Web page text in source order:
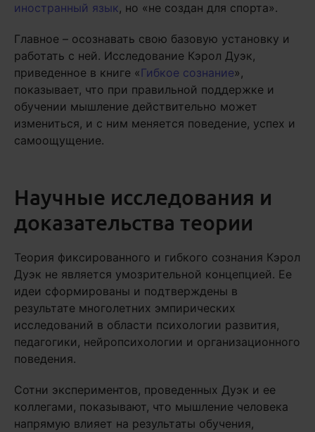
иностранный язык, но «не создан для спорта».
Главное – осознавать свою базовую установку и
работать с ней. Исследование Кэрол Дуэк,
приведенное в книге «Гибкое сознание»,
показывает, что при правильной поддержке и
обучении мышление действительно может
измениться, и с ним меняется поведение, успех и
самоощущение.
Научные исследования и
доказательства теории
Теория фиксированного и гибкого сознания Кэрол
Дуэк не является умозрительной концепцией. Ее
идеи сформированы и подтверждены в
результате многолетних эмпирических
исследований в области психологии развития,
педагогики, нейропсихологии и организационного
поведения.
Сотни экспериментов, проведенных Дуэк и ее
коллегами, показывают, что мышление человека
напрямую влияет на результаты обучения,